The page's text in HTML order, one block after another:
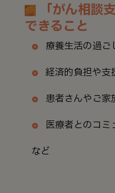
「がん相談
できること
療養生活の過ご
経済的負担や支
患者さんやご家
医療者とのコミ
など